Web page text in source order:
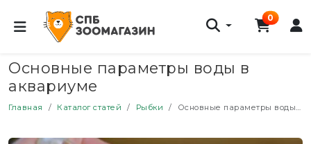
0
Основные параметры воды в
аквариуме
Главная Каталог статей Рыбки Основные параметры воды в аквариуме